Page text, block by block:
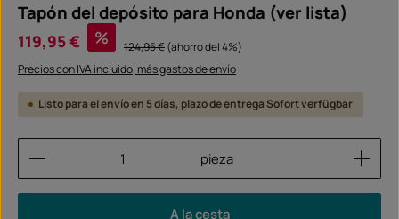
Tapón del depósito para Honda (ver lista)
Precio de venta:
119,95 € % Precio normal:
124,95 €(ahorro del 4%)
Precios con IVA incluido, más gastos de envío
Listo para el envío en 5 días, plazo de entrega Sofort verfügbar
Cantidad del producto: introduce la cantidad
pieza
A la cesta